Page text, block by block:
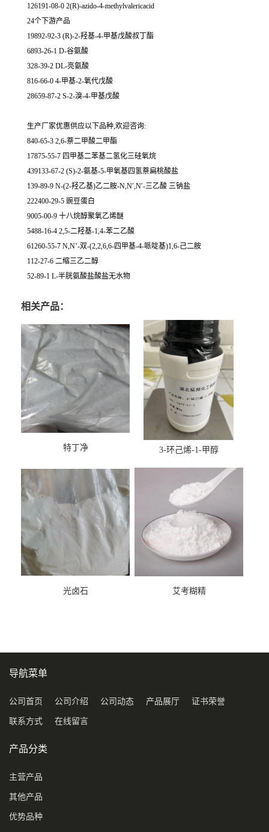
126191-08-0 2(R)-azido-4-methylvalericacid
24个下游产品
19892-92-3 (R)-2-羟基-4-甲基戊酸叔丁酯
6893-26-1 D-谷氨酸
328-39-2 DL-亮氨酸
816-66-0 4-甲基-2-氧代戊酸
28659-87-2 S-2-溴-4-甲基戊酸
生产厂家优惠供应以下品种,欢迎咨询:
840-65-3 2,6-萘二甲酸二甲酯
17875-55-7 四甲基二苯基二氢化三硅氧烷
439133-67-2 (S)-2-氨基-5-甲氧基四氢萘扁桃酸盐
139-89-9 N-(2-羟乙基)乙二胺-N,N′,N′-三乙酸 三钠盐
222400-29-5 豌豆蛋白
9005-00-9 十八烷醇聚氧乙烯醚
5488-16-4 2,5-二羟基-1,4-苯二乙酸
61260-55-7 N,N’-双-(2,2,6,6-四甲基-4-哌啶基)1,6-己二胺
112-27-6 二缩三乙二醇
52-89-1 L-半胱氨酸盐酸盐无水物
相关产品：
特丁净 3-环己烯-1-甲醇
光卤石 艾考糊精
导航菜单
公司首页 公司介绍 公司动态 产品展厅 证书荣誉
联系方式 在线留言
产品分类
主营产品
其他产品
优势品种